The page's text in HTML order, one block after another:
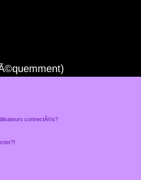
connectÃ©s?